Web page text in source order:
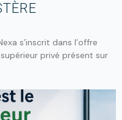
s’inscrit dans l’offre
privé présent sur